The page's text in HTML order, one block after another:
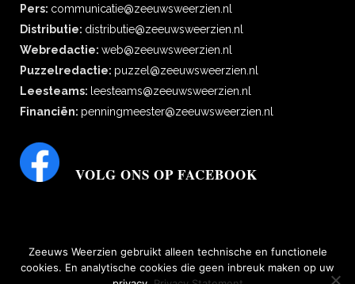
Pers: communicatie@zeeuwsweerzien.nl
Distributie: distributie@zeeuwsweerzien.nl
Webredactie: web@zeeuwsweerzien.nl
Puzzelredactie: puzzel@zeeuwsweerzien.nl
Leesteams: leesteams@zeeuwsweerzien.nl
Financiën: penningmeester@zeeuwsweerzien.nl
VOLG ONS OP FACEBOOK
Zeeuws Weerzien gebruikt alleen technische en functionele
cookies. En analytische cookies die geen inbreuk maken op uw